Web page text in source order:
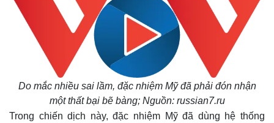
Do mắc nhiều sai lầm, đặc nhiệm Mỹ đã phải đón nhận
một thất bại bẽ bàng; Nguồn: russian7.ru
Trong chiến dịch này, đặc nhiệm Mỹ đã dùng hệ thống